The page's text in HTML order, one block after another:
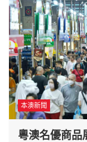
本澳新聞
粵澳名優商品